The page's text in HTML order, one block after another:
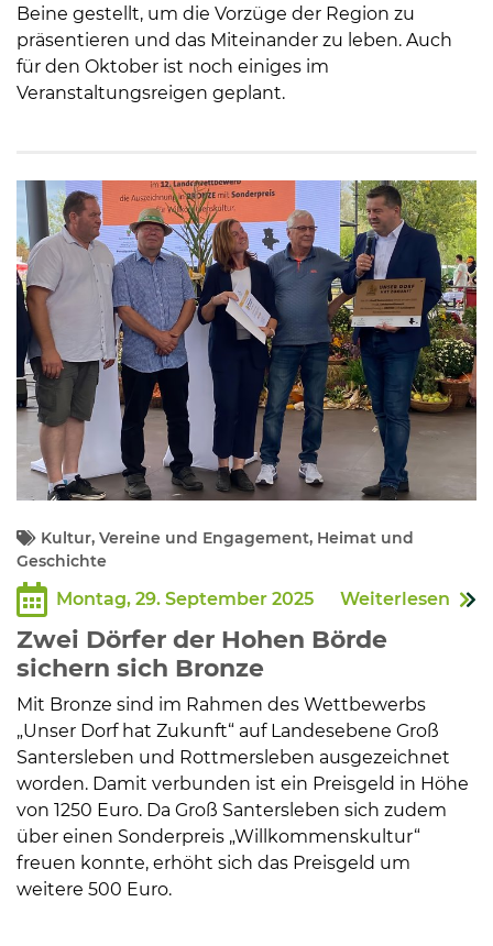
Beine gestellt, um die Vorzüge der Region zu
präsentieren und das Miteinander zu leben. Auch
für den Oktober ist noch einiges im
Veranstaltungsreigen geplant.
Kultur, Vereine und Engagement, Heimat und
Geschichte
Montag, 29. September 2025 Weiterlesen
Zwei Dörfer der Hohen Börde
sichern sich Bronze
Mit Bronze sind im Rahmen des Wettbewerbs
„Unser Dorf hat Zukunft“ auf Landesebene Groß
Santersleben und Rottmersleben ausgezeichnet
worden. Damit verbunden ist ein Preisgeld in Höhe
von 1250 Euro. Da Groß Santersleben sich zudem
über einen Sonderpreis „Willkommenskultur“
freuen konnte, erhöht sich das Preisgeld um
weitere 500 Euro.